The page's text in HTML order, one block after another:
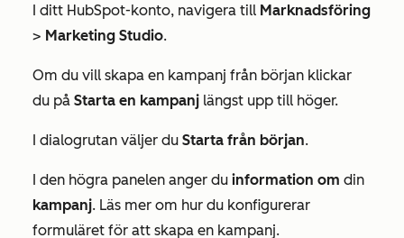
I ditt HubSpot-konto, navigera till Marknadsföring
> Marketing Studio.
Om du vill skapa en kampanj från början klickar
du på Starta en kampanj längst upp till höger.
I dialogrutan väljer du Starta från början.
I den högra panelen anger du information om din
kampanj. Läs mer om hur du konfigurerar
formuläret för att skapa en kampanj.